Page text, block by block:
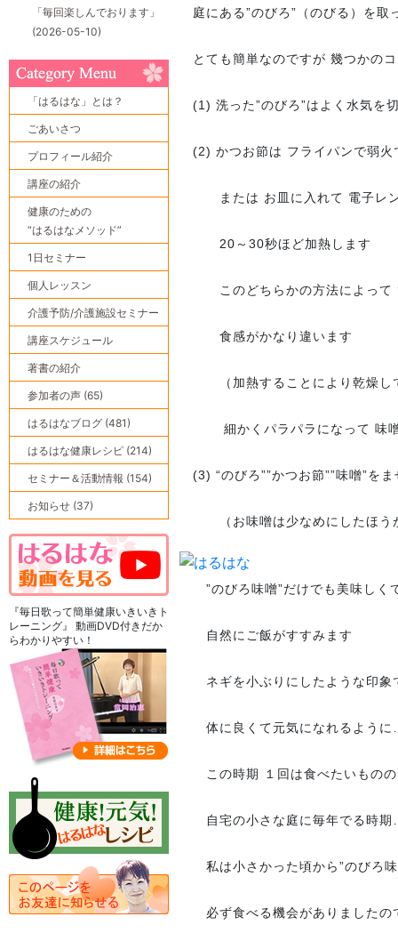
庭にある”のびろ”（のびる）を
とても簡単なのですが 幾つかの
(1) 洗った”のびろ”はよく水気を
(2) かつお節は フライパンで弱火
または お皿に入れて 電子レ
20～30秒ほど加熱します
このどちらかの方法によって
食感がかなり違います
（加熱することにより乾燥し
細かくパラパラになって 味噌
(3) “のびろ””かつお節””味噌”を
（お味噌は少なめにしたほう
”のびろ味噌”だけでも美味しく
自然にご飯がすすみます
ネギを小ぶりにしたような印象
体に良くて元気になれるよう
この時期 １回は食べたいもの
自宅の小さな庭に毎年でる時
私は小さかった頃から”のびろ味
必ず食べる機会がありましたの
「毎回楽しんでおります」
(2026-05-10)
「はるはな」とは？
ごあいさつ
プロフィール紹介
講座の紹介
健康のための
“はるはなメソッド”
1日セミナー
個人レッスン
介護予防/介護施設セミナー
講座スケジュール
著書の紹介
参加者の声 (65)
はるはなブログ (481)
はるはな健康レシピ (214)
セミナー＆活動情報 (154)
お知らせ (37)
『毎日歌って簡単健康いきいきト
レーニング』 動画DVD付きだか
らわかりやすい！